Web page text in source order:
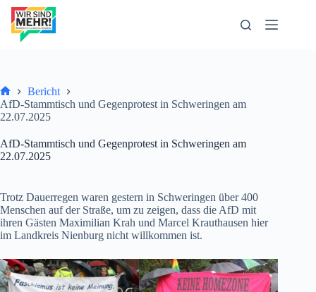
Zum
Inhalt
springen
Start
Bericht
AfD-Stammtisch und Gegenprotest in Schweringen am
22.07.2025
AfD-Stammtisch und Gegenprotest in Schweringen am
22.07.2025
Trotz Dauerregen waren gestern in Schweringen über 400
Menschen auf der Straße, um zu zeigen, dass die AfD mit
ihren Gästen Maximilian Krah und Marcel Krauthausen hier
im Landkreis Nienburg nicht willkommen ist.